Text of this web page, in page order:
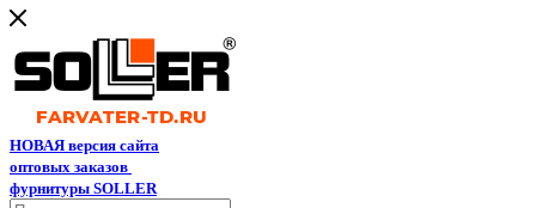
НОВАЯ версия сайта
оптовых заказов
фурнитуры SOLLER